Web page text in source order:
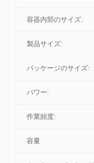
容器内部のサイズ:
製品サイズ:
パッケージのサイズ:
パワー:
作業頻度:
容量